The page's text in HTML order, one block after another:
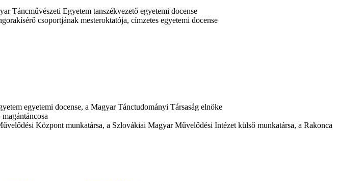
Táncművészeti Egyetem tanszékvezető egyetemi docense
csoportjának mesteroktatója, címzetes egyetemi docense
egyetemi docense, a Magyar Tánctudományi Társaság elnöke
Központ munkatársa, a Szlovákiai Magyar Művelődési Intézet külső munkatársa, a Rakonca